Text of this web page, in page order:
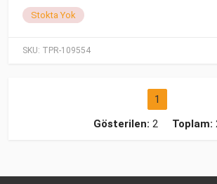
SKU: TPR-109554
Stokta Yok
1
Gösterilen: 2 Toplam: